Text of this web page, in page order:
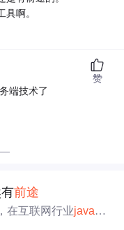
啊。
端技术了
赞
前途
，在互联网行业java技